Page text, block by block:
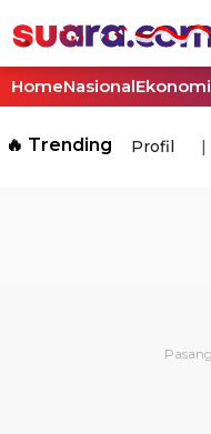
HomeNasionalEkonomi
🔥 Trending Profil